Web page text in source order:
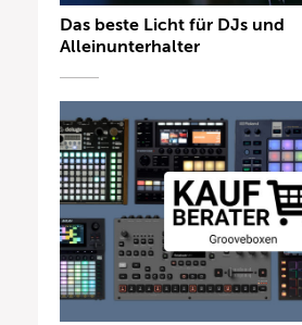
Das beste Licht für DJs und
Alleinunterhalter